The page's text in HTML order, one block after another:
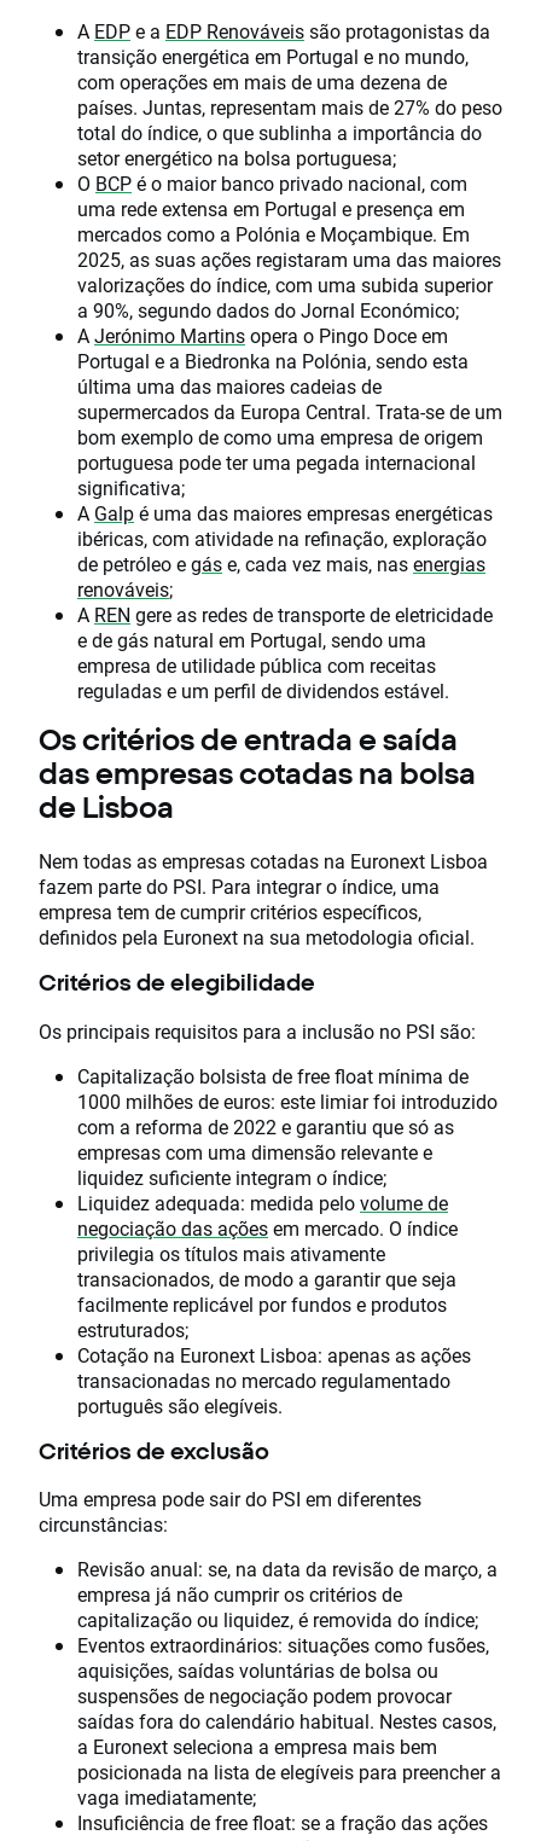
A EDPe a EDP Renováveissão protagonistas da
transição energética em Portugal e no mundo,
com operações em mais de uma dezena de
países. Juntas, representam mais de 27% do peso
total do índice, o que sublinha a importância do
setor energético na bolsa portuguesa;
O BCPé o maior banco privado nacional, com
uma rede extensa em Portugal e presença em
mercados como a Polónia e Moçambique. Em
2025, as suas ações registaram uma das maiores
valorizações do índice, com uma subida superior
a 90%, segundo dados do Jornal Económico;
AJerónimo Martinsopera o Pingo Doce em
Portugal e a Biedronka na Polónia, sendo esta
última uma das maiores cadeias de
supermercados da Europa Central. Trata-se de um
bom exemplo de como uma empresa de origem
portuguesa pode ter uma pegada internacional
significativa;
A Galpé uma das maiores empresas energéticas
ibéricas, com atividade na refinação, exploração
de petróleo egáse, cada vez mais, nasenergias
renováveis;
A REN gere as redes de transporte de eletricidade
e de gás natural em Portugal, sendo uma
empresa de utilidade pública com receitas
reguladas e um perfil de dividendos estável.
Os critérios de entrada e saída
das empresas cotadas na bolsa
de Lisboa
Nem todas as empresas cotadas na Euronext Lisboa
fazem parte do PSI. Para integrar o índice, uma
empresa tem de cumprir critérios específicos,
definidos pela Euronext na sua metodologia oficial.
Critérios de elegibilidade
Os principais requisitos para a inclusão no PSI são:
Capitalização bolsista de free float mínima de
1000 milhões de euros: este limiar foi introduzido
com a reforma de 2022 e garantiu que só as
empresas com uma dimensão relevante e
liquidez suficiente integram o índice;
Liquidez adequada: medida pelovolume de
negociação das açõesem mercado. O índice
privilegia os títulos mais ativamente
transacionados, de modo a garantir que seja
facilmente replicável por fundos e produtos
estruturados;
Cotação na Euronext Lisboa: apenas as ações
transacionadas no mercado regulamentado
português são elegíveis.
Critérios de exclusão
Uma empresa pode sair do PSI em diferentes
circunstâncias:
Revisão anual: se, na data da revisão de março, a
empresa já não cumprir os critérios de
capitalização ou liquidez, é removida do índice;
Eventos extraordinários: situações como fusões,
aquisições, saídas voluntárias de bolsa ou
suspensões de negociação podem provocar
saídas fora do calendário habitual. Nestes casos,
a Euronext seleciona a empresa mais bem
posicionada na lista de elegíveis para preencher a
vaga imediatamente;
Insuficiência de free float: se a fração das ações